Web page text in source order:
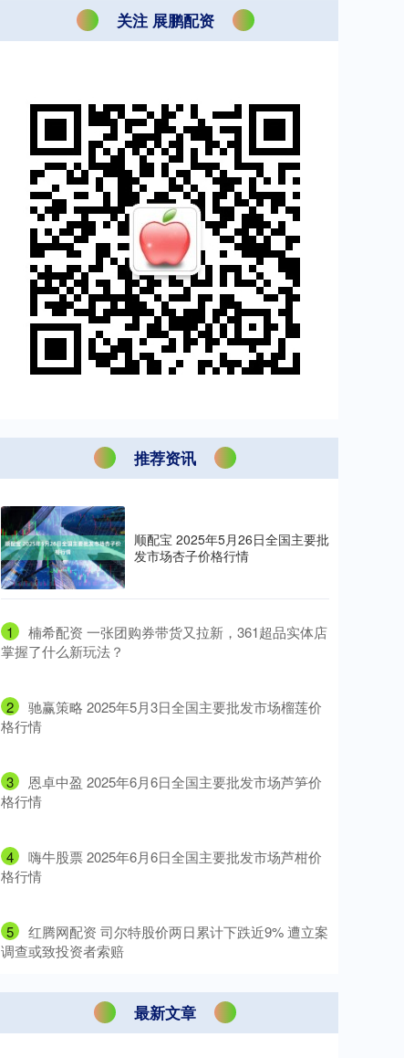
关注 展鹏配资
推荐资讯
顺配宝 2025年5月26日全国主要批
发市场杏子价格行情
1
​楠希配资 一张团购券带货又拉新，361超品实体店
掌握了什么新玩法？
2
​驰赢策略 2025年5月3日全国主要批发市场榴莲价
格行情
3
​恩卓中盈 2025年6月6日全国主要批发市场芦笋价
格行情
4
​嗨牛股票 2025年6月6日全国主要批发市场芦柑价
格行情
5
​红腾网配资 司尔特股价两日累计下跌近9% 遭立案
调查或致投资者索赔
最新文章